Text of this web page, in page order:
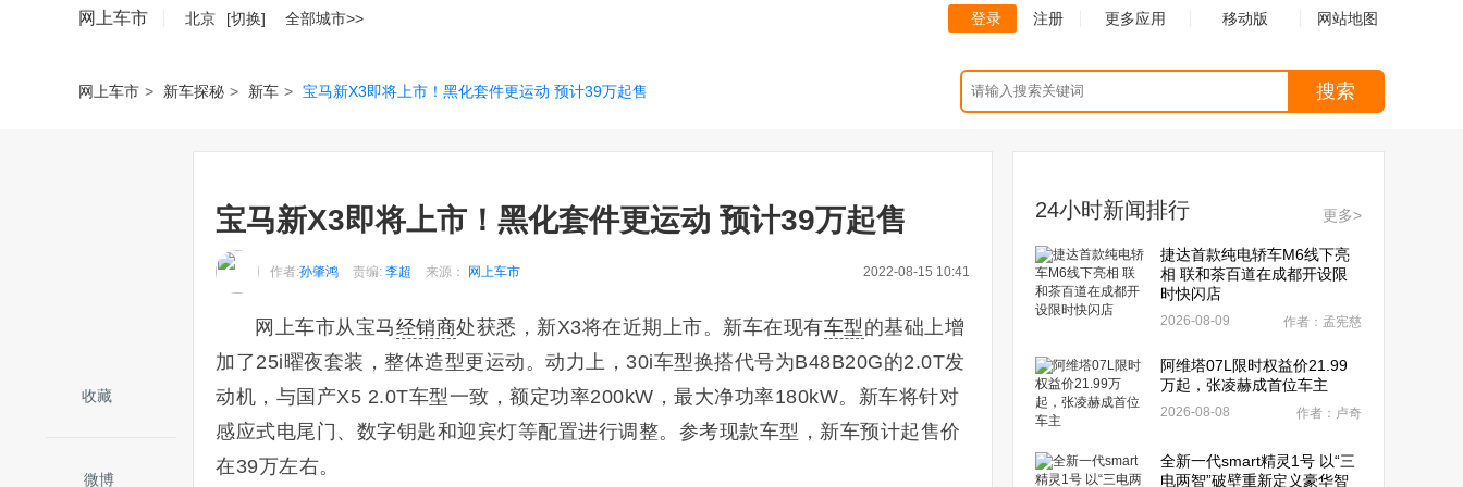
网上车市 北京 [切换] 全部城市>> 登录 注册 更多应用 移动版 网站地图
网上车市 > 新车探秘 > 新车 > 宝马新X3即将上市！黑化套件更运动 预计39万起售 搜索
收藏
微博
宝马新X3即将上市！黑化套件更运动 预计39万起售
作者:孙肇鸿 责编: 李超 来源： 网上车市 2022-08-15 10:41
网上车市从宝马经销商处获悉，新X3将在近期上市。新车在现有车型 的基础上增
加了25i曜夜套装，整体造型更运动。动力上，30i车型换搭代号为B48B20G的2.0T发
动机，与国产X5 2.0T车型一致，额定功率200kW，最大净功率180kW。新车将针对
感应式电尾门、数字钥匙和迎宾灯等配置进行调整。参考现款车型，新车预计起售价
在39万左右。
24小时新闻排行 更多>
捷达首款纯电轿车M6线下亮
相 联和茶百道在成都开设限
时快闪店
2026-08-09 作者：孟宪慈
阿维塔07L限时权益价21.99
万起，张凌赫成首位车主
2026-08-08 作者：卢奇
全新一代smart精灵1号 以“三
电两智”破壁重新定义豪华智